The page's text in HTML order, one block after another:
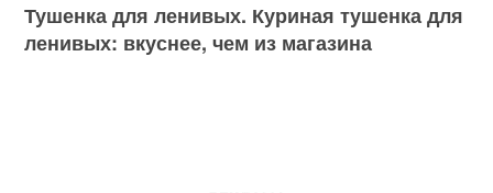
Тушенка для ленивых. Куриная тушенка для
ленивых: вкуснее, чем из магазина